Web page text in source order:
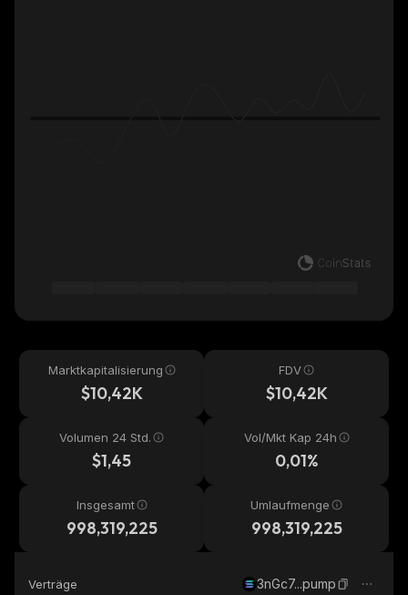
Marktkapitalisierung
$10,42K
FDV
$10,42K
Volumen 24 Std.
$1,45
Vol/Mkt Kap 24h
0,01%
Insgesamt
998,319,225
Umlaufmenge
998,319,225
Verträge 3nGc7...pump